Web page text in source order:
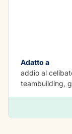
Adatto a
addio al
teambuilding,